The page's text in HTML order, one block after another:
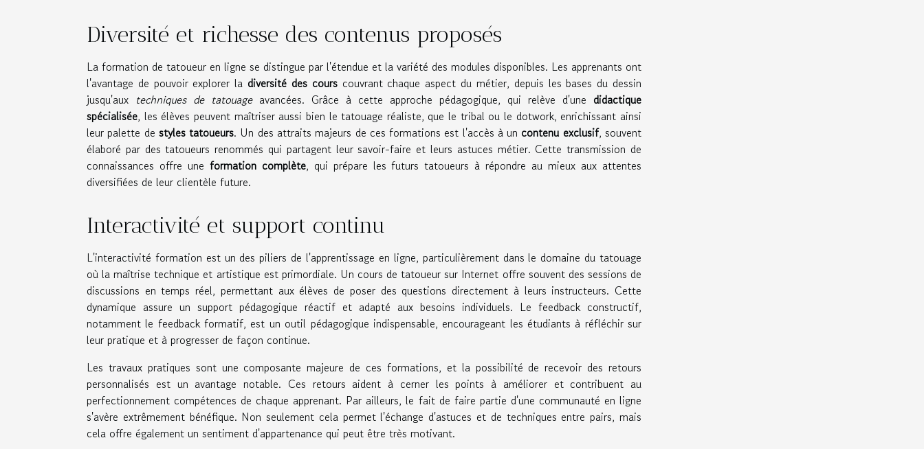
Diversité et richesse des contenus proposés
La formation de tatoueur en ligne se distingue par l'étendue et la variété des modules disponibles. Les apprenants ont
l'avantage de pouvoir explorer la diversité des courscouvrant chaque aspect du métier, depuis les bases du dessin
jusqu'aux techniques de tatouageavancées. Grâce à cette approche pédagogique, qui relève d'une didactique
spécialisée, les élèves peuvent maîtriser aussi bien le tatouage réaliste, que le tribal ou le dotwork, enrichissant ainsi
leur palette de styles tatoueurs. Un des attraits majeurs de ces formations est l'accès à un contenu exclusif, souvent
élaboré par des tatoueurs renommés qui partagent leur savoir-faire et leurs astuces métier. Cette transmission de
connaissances offre une formation complète, qui prépare les futurs tatoueurs à répondre au mieux aux attentes
diversifiées de leur clientèle future.
Interactivité et support continu
L'interactivité formation est un des piliers de l'apprentissage en ligne, particulièrement dans le domaine du tatouage
où la maîtrise technique et artistique est primordiale. Un cours de tatoueur sur Internet offre souvent des sessions de
discussions en temps réel, permettant aux élèves de poser des questions directement à leurs instructeurs. Cette
dynamique assure un support pédagogique réactif et adapté aux besoins individuels. Le feedback constructif,
notamment le feedback formatif, est un outil pédagogique indispensable, encourageant les étudiants à réfléchir sur
leur pratique et à progresser de façon continue.
Les travaux pratiques sont une composante majeure de ces formations, et la possibilité de recevoir des retours
personnalisés est un avantage notable. Ces retours aident à cerner les points à améliorer et contribuent au
perfectionnement compétences de chaque apprenant. Par ailleurs, le fait de faire partie d'une communauté en ligne
s'avère extrêmement bénéfique. Non seulement cela permet l'échange d'astuces et de techniques entre pairs, mais
cela offre également un sentiment d'appartenance qui peut être très motivant.